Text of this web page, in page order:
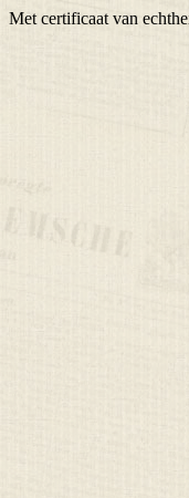
Met certificaat van